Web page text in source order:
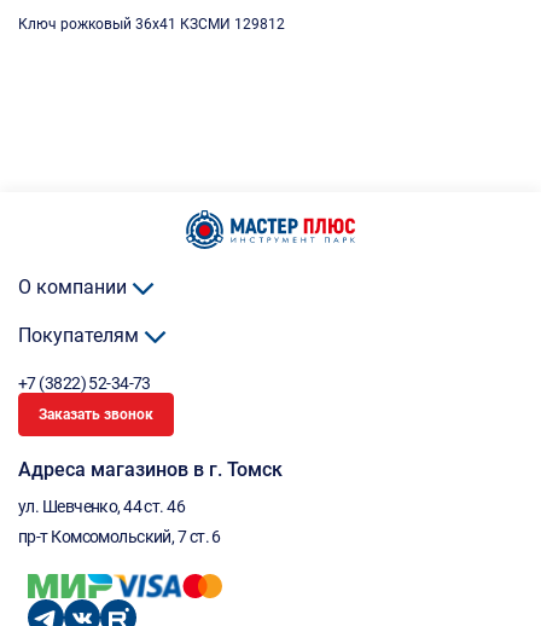
Ключ рожковый 36х41 КЗСМИ 129812
О компании
Покупателям
+7 (3822) 52-34-73
Заказать звонок
Адреса магазинов в г. Томск
ул. Шевченко, 44 ст. 46
пр-т Комсомольский, 7 ст. 6